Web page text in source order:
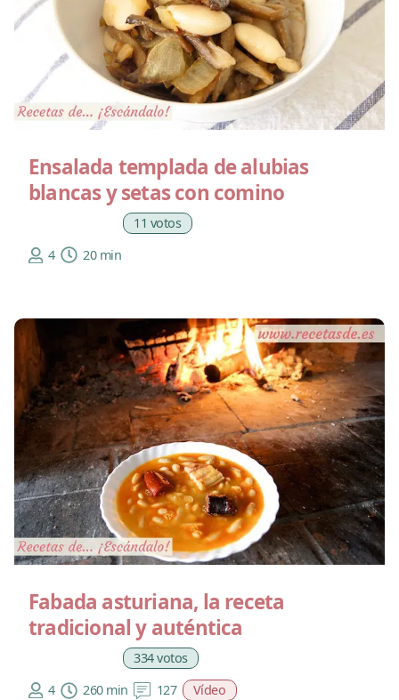
Ensalada templada de alubias
blancas y setas con comino
11 votos
4
20 min
Fabada asturiana, la receta
tradicional y auténtica
334 votos
4
260 min 127 Vídeo